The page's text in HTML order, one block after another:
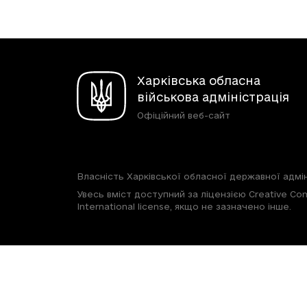
Харківська обласна
військова адміністрація
Офіційний веб-сайт
Власність Харківської обласної державної
Увесь вміст доступний за ліцензією Creative
International license, якщо не зазначено інше.